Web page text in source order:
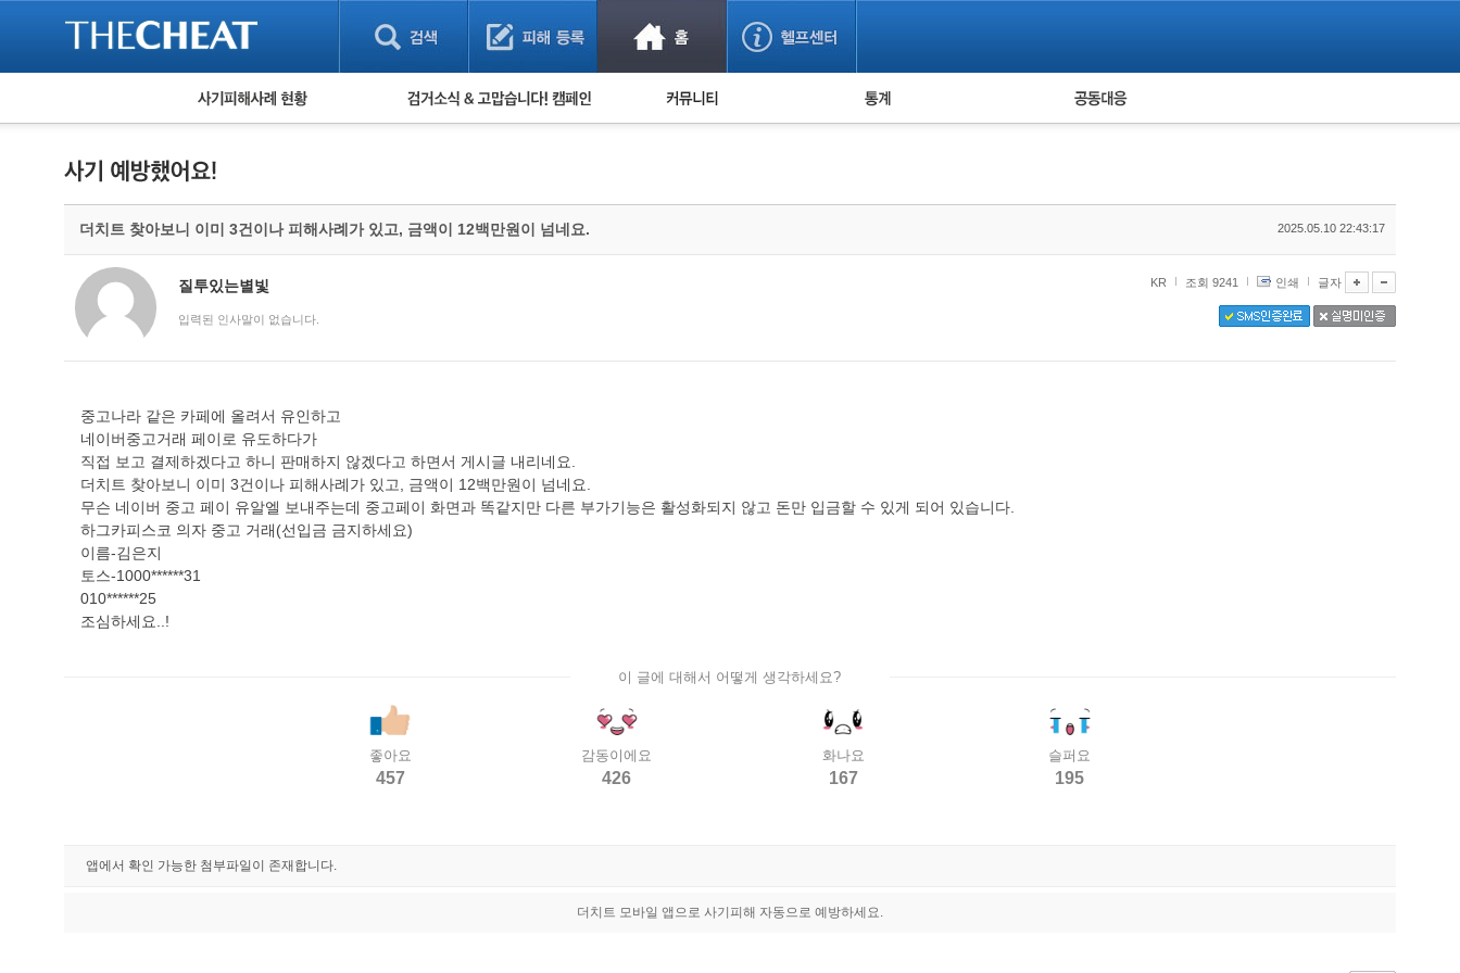
피해사례 현황
게임 · 비실물 피해사례
보이스피싱 피해사례
유해사이트 목록
비공개 피해사례
워킹홀리데이 피해사례
검거 소식 사기 예방했어요! 누적 피해사례 통계 피해자 공동대응
더치트 찾아보니 이미 3건이나 피해사례가 있고, 금액이 12백만원이 넘네요. 2025.05.10 22:43:17
질투있는별빛
입력된 인사말이 없습니다.
KR 조회 9241 인쇄 글자
중고나라 같은 카페에 올려서 유인하고
네이버중고거래 페이로 유도하다가
직접 보고 결제하겠다고 하니 판매하지 않겠다고 하면서 게시글 내리네요.
더치트 찾아보니 이미 3건이나 피해사례가 있고, 금액이 12백만원이 넘네요.
무슨 네이버 중고 페이 유알엘 보내주는데 중고페이 화면과 똑같지만 다른 부가기능은 활성화되지 않고 돈만 입금할 수 있게 되어 있습니다.
하그카피스코 의자 중고 거래(선입금 금지하세요)
이름-김은지
토스-1000******31
010******25
조심하세요..!
이 글에 대해서 어떻게 생각하세요?
좋아요
457
감동이에요
426
화나요
167
슬퍼요
195
앱에서 확인 가능한 첨부파일이 존재합니다.
더치트 모바일 앱으로 사기피해 자동으로 예방하세요.